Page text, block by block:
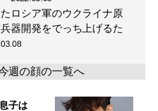
ロシア軍のウクライナ原
器開発をでっち上げるた
週の顔の一覧へ
子は